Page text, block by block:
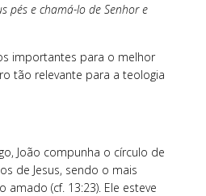
pés e chamá-lo de Senhor e
importantes para o melhor
tão relevante para a teologia
João compunha o círculo de
de Jesus, sendo o mais
(cf. 13:23). Ele esteve